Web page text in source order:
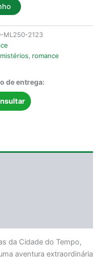
ML250-2123
mistérios, romance
de entrega:
da Cidade do Tempo,
aventura extraordinária